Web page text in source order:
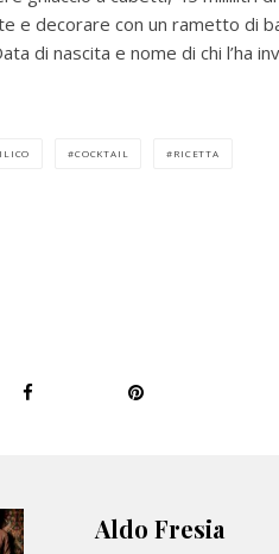
e decorare con un rametto di
di nascita e nome di chi l’ha
COCKTAIL RICETTA
Aldo Fresia